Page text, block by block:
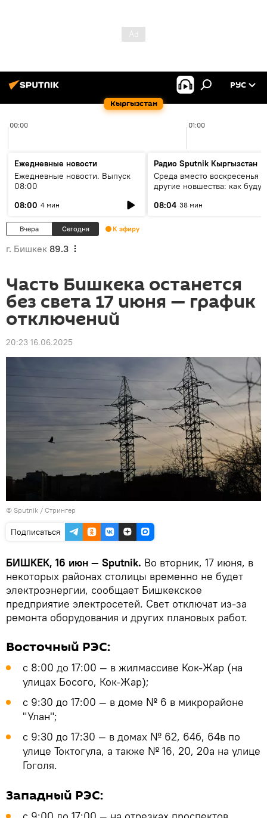
Кыргызстан
РУС
00:00 01:00
Ежедневные новости
Ежедневные новости. Выпуск
08:00
08:00 4 мин
Радио Sputnik Кыргызстан
Среда вместо воскресенья и
другие новшества: как будут
08:04 38 мин
Вчера Сегодня К эфиру
г. Бишкек 89.3
Часть Бишкека останется
без света 17 июня — график
отключений
20:23 16.06.2025
© Sputnik / Стрингер
Подписаться
БИШКЕК, 16 июн — Sputnik. Во вторник, 17 июня, в
некоторых районах столицы временно не будет
электроэнергии, сообщает Бишкекское
предприятие электросетей. Свет отключат из-за
ремонта оборудования и других плановых работ.
Восточный РЭС:
с 8:00 до 17:00 — в жилмассиве Кок-Жар (на
улицах Босого, Кок-Жар);
с 9:30 до 17:00 — в доме № 6 в микрорайоне
"Улан";
с 9:30 до 17:30 — в домах № 62, 64б, 64в по
улице Токтогула, а также № 16, 20, 20а на улице
Гоголя.
Западный РЭС: